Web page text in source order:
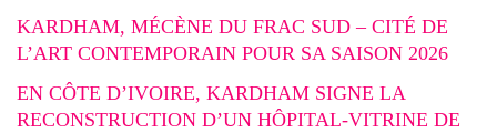
KARDHAM, MÉCÈNE DU FRAC SUD – CITÉ DE
L’ART CONTEMPORAIN POUR SA SAISON 2026
EN CÔTE D’IVOIRE, KARDHAM SIGNE LA
RECONSTRUCTION D’UN HÔPITAL-VITRINE DE